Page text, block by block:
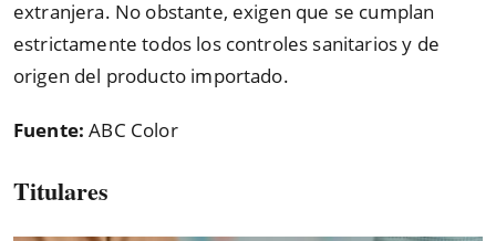
extranjera. No obstante, exigen que se cumplan
estrictamente todos los controles sanitarios y de
origen del producto importado.
Fuente: ABC Color
Titulares